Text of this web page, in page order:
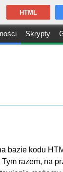
Skrypty
HTML
bazie kodu
razem, na